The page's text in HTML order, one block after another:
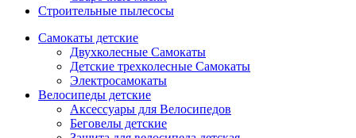
Строительные пылесосы
Самокаты детские
Двухколесные Cамокаты
Детские трехколесные Самокаты
Электросамокаты
Велосипеды детские
Аксессуары для Велосипедов
Беговелы детские